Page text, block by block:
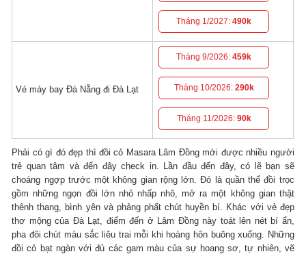
Tháng 1/2027:490k
Vé máy bay Đà Nẵng đi Đà Lạt
Tháng 9/2026:459k
Tháng 10/2026: 290k
Tháng 11/2026: 90k
Phải có gì đó đẹp thì đồi cỏ Masara Lâm Đồng mới được nhiều người
trẻ quan tâm và đến đây check in. Lần đầu đến đây, có lẽ bạn sẽ
choáng ngợp trước một không gian rộng lớn. Đó là quần thể đồi trọc
gồm những ngọn đồi lớn nhỏ nhấp nhô, mở ra một không gian thật
thênh thang, bình yên và phảng phất chút huyền bí. Khác với vẻ đẹp
thơ mộng của Đà Lạt, điểm đến ở Lâm Đồng này toát lên nét bí ẩn,
pha đôi chút màu sắc liêu trai mỗi khi hoàng hôn buông xuống. Những
đồi cỏ bạt ngàn với đủ các gam màu của sự hoang sơ, tự nhiên, vẽ